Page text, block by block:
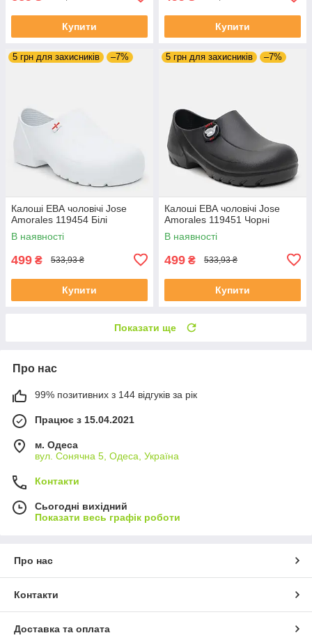
Купити Купити
5 грн для захисників –7%
Калоші ЕВА чоловічі Jose
Amorales 119454 Білі
В наявності
499 ₴ 533,93 ₴
Купити
5 грн для захисників –7%
Калоші ЕВА чоловічі Jose
Amorales 119451 Чорні
В наявності
499 ₴ 533,93 ₴
Купити
Показати ще
Про нас
99% позитивних з 144 відгуків за рік
Працює з 15.04.2021
м. Одеса
вул. Сонячна 5, Одеса, Україна
Контакти
Сьогодні вихідний
Показати весь графік роботи
Про нас
Контакти
Доставка та оплата